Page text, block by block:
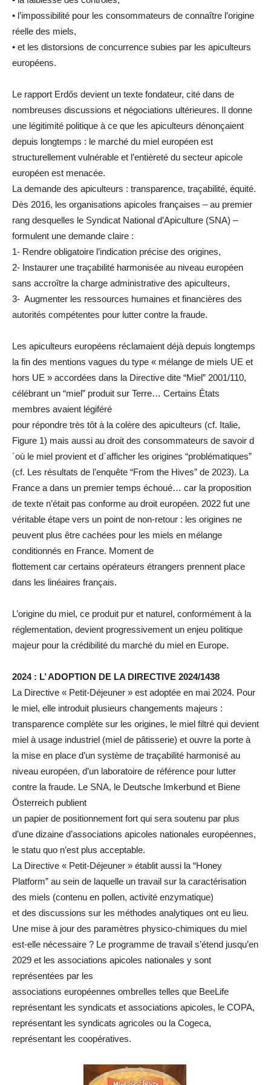
• l’impossibilité pour les consommateurs de connaître l’origine
réelle des miels,
• et les distorsions de concurrence subies par les apiculteurs
européens.
Le rapport Erdős devient un texte fondateur, cité dans de
nombreuses discussions et négociations ultérieures. Il donne
une légitimité politique à ce que les apiculteurs dénonçaient
depuis longtemps : le marché du miel européen est
structurellement vulnérable et l’entièreté du secteur apicole
européen est menacée.
La demande des apiculteurs : transparence, traçabilité, équité.
Dès 2016, les organisations apicoles françaises – au premier
rang desquelles le Syndicat National d’Apiculture (SNA) –
formulent une demande claire :
1- Rendre obligatoire l’indication précise des origines,
2- Instaurer une traçabilité harmonisée au niveau européen
sans accroître la charge administrative des apiculteurs,
3- Augmenter les ressources humaines et financières des
autorités compétentes pour lutter contre la fraude.
Les apiculteurs européens réclamaient déjà depuis longtemps
la fin des mentions vagues du type « mélange de miels UE et
hors UE » accordées dans la Directive dite “Miel” 2001/110,
célébrant un “miel” produit sur Terre… Certains États
membres avaient légiféré
pour répondre très tôt à la colère des apiculteurs (cf. Italie,
Figure 1) mais aussi au droit des consommateurs de savoir d
´où le miel provient et d´afficher les origines “problématiques”
(cf. Les résultats de l’enquête “From the Hives” de 2023). La
France a dans un premier temps échoué… car la proposition
de texte n’était pas conforme au droit européen. 2022 fut une
véritable étape vers un point de non-retour : les origines ne
peuvent plus être cachées pour les miels en mélange
conditionnés en France. Moment de
flottement car certains opérateurs étrangers prennent place
dans les linéaires français.
L’origine du miel, ce produit pur et naturel, conformément à la
réglementation, devient progressivement un enjeu politique
majeur pour la crédibilité du marché du miel en Europe.
2024 : L’ ADOPTION DE LA DIRECTIVE 2024/1438
La Directive « Petit‑Déjeuner » est adoptée en mai 2024. Pour
le miel, elle introduit plusieurs changements majeurs :
transparence complète sur les origines, le miel filtré qui devient
miel à usage industriel (miel de pâtisserie) et ouvre la porte à
la mise en place d’un système de traçabilité harmonisé au
niveau européen, d’un laboratoire de référence pour lutter
contre la fraude. Le SNA, le Deutsche Imkerbund et Biene
Österreich publient
un papier de positionnement fort qui sera soutenu par plus
d’une dizaine d’associations apicoles nationales européennes,
le statu quo n’est plus acceptable.
La Directive « Petit‑Déjeuner » établit aussi la “Honey
Platform” au sein de laquelle un travail sur la caractérisation
des miels (contenu en pollen, activité enzymatique)
et des discussions sur les méthodes analytiques ont eu lieu.
Une mise à jour des paramètres physico-chimiques du miel
est-elle nécessaire ? Le programme de travail s’étend jusqu’en
2029 et les associations apicoles nationales y sont
représentées par les
associations européennes ombrelles telles que BeeLife
représentant les syndicats et associations apicoles, le COPA,
représentant les syndicats agricoles ou la Cogeca,
représentant les coopératives.